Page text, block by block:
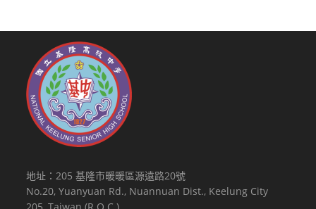
地址：205 基隆市暖暖區源遠路20號
No.20, Yuanyuan Rd., Nuannuan Dist., Keelung City
205, Taiwan (R.O.C.)